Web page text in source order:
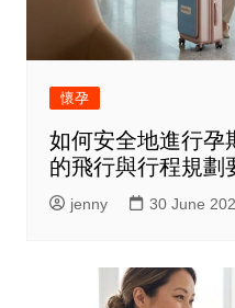
懷孕
如何安全地進行孕
的飛行與行程規劃
jenny 30 June